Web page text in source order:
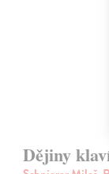
Dějiny